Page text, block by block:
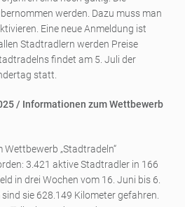
werden. Dazu muss man
Eine neue Anmeldung ist
Stadtradlern werden Preise
findet am 5. Juli der
statt.
/ Informationen zum Wettbewerb
„Stadtradeln“
3.421 aktive Stadtradler in 166
in drei Wochen vom 16. Juni bis 6.
sie 628.149 Kilometer gefahren.